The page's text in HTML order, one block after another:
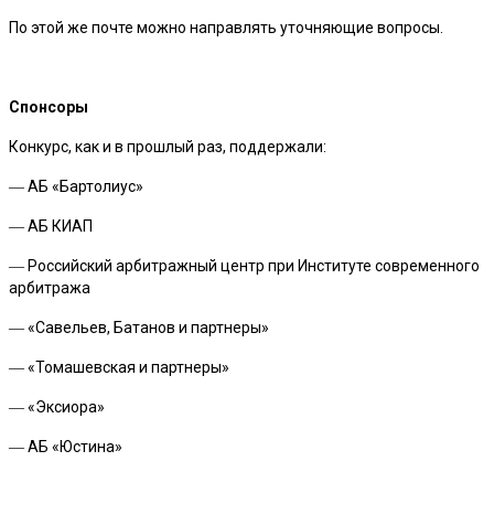
По этой же почте можно направлять уточняющие вопросы.
Спонсоры
Конкурс, как и в прошлый раз, поддержали:
― АБ «Бартолиус»
― АБ КИАП
― Российский арбитражный центр при Институте современного
арбитража
― «Савельев, Батанов и партнеры»
― «Томашевская и партнеры»
― «Эксиора»
― АБ «Юстина»